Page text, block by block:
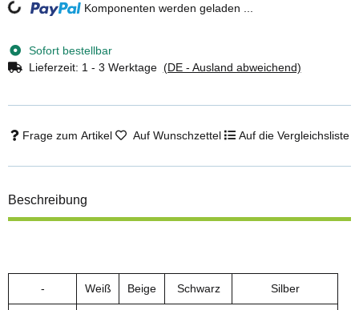
Loading... Komponenten werden geladen ...
Sofort bestellbar
Lieferzeit: 1 - 3 Werktage (DE - Ausland abweichend)
Frage zum Artikel Auf Wunschzettel Auf die Vergleichsliste
Beschreibung
- Weiß Beige Schwarz Silber